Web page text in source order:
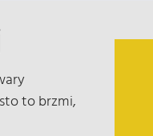
to brzmi,